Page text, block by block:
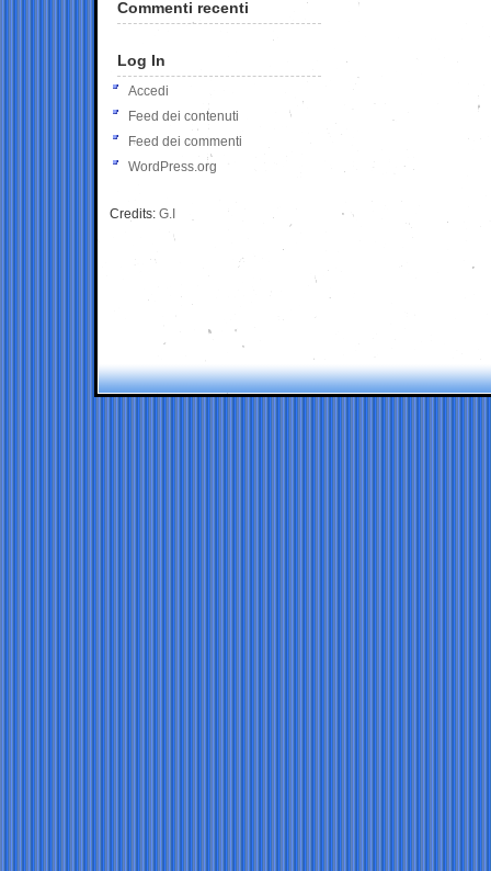
Commenti recenti
Log In
Accedi
Feed dei contenuti
Feed dei commenti
WordPress.org
Credits: G.I